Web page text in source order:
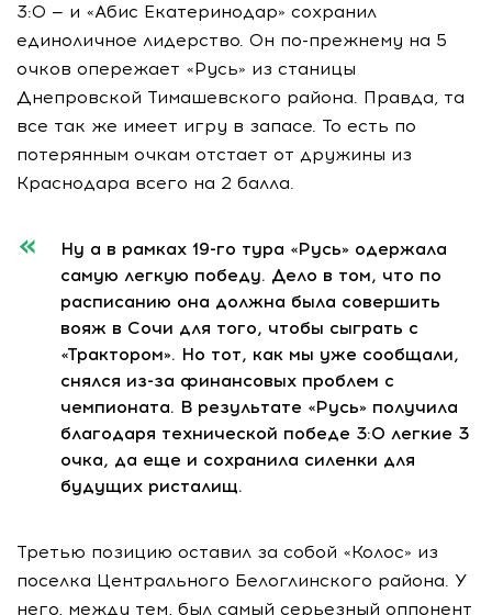
3:0 — и «Абис Екатеринодар» сохранил
единоличное лидерство. Он по-прежнему на 5
очков опережает «Русь» из станицы
Днепровской Тимашевского района. Правда, та
все так же имеет игру в запасе. То есть по
потерянным очкам отстает от дружины из
Краснодара всего на 2 балла.
Ну а в рамках 19-го тура «Русь» одержала
самую легкую победу. Дело в том, что по
расписанию она должна была совершить
вояж в Сочи для того, чтобы сыграть с
«Трактором». Но тот, как мы уже сообщали,
снялся из-за финансовых проблем с
чемпионата. В результате «Русь» получила
благодаря технической победе 3:0 легкие 3
очка, да еще и сохранила силенки для
будущих ристалищ.
Третью позицию оставил за собой «Колос» из
поселка Центрального Белоглинского района. У
него, между тем, был самый серьезный оппонент